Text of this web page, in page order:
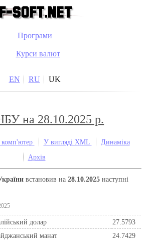
Програми
Курси валют
EN RU UK
на 28.10.2025 р.
У вигляді XML
Динаміка
Архів
встановив на28.10.2025 наступні
долар
27.5793
манат
24.7429